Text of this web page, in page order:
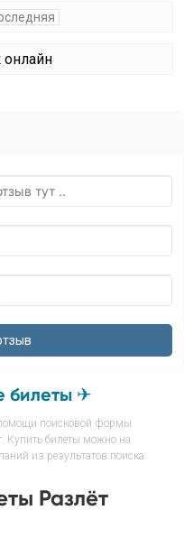
онлайн
билеты ✈
помощи поисковой формы
Купить билеты можно на
из результатов поиска.
Разлёт